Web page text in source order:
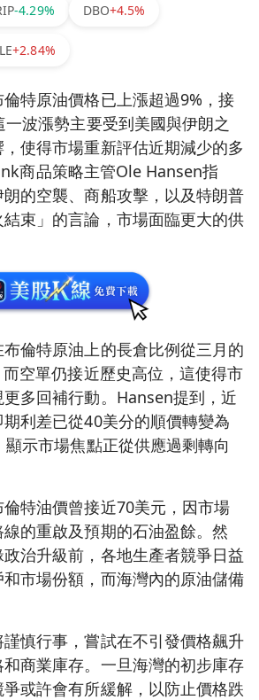
-4.29% DBO+4.5%
+2.84%
特原油價格已上漲超過9%，接
波漲勢主要受到美國與伊朗之
使得市場重新評估近期減少的多
商品策略主管Ole Hansen指
的空襲、商船攻擊，以及特朗普
束」的言論，市場面臨更大的供
倫特原油上的長倉比例從三月的
空單仍接近歷史高位，這使得市
多回補行動。Hansen提到，近
利差已從40美分的順價轉變為
示市場焦點正從供應過剩轉向
特油價曾接近70美元，因市場
的重啟及預期的石油盈餘。然
治升級前，各地生產者競爭日益
市場份額，而海灣內的原油儲備
慎行事，嘗試在不引發價格飆升
商業庫存。一旦海灣的初步庫存
或許會有所緩解，以防止價格跌